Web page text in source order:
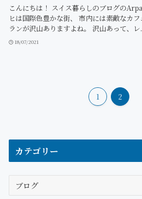
こんにちは！ スイス暮らしのブログの
ヒは国際色豊かな街、 市内には素敵なカ
ランが沢山ありますよね。 沢山あって、
18/07/2021
1 2
カテゴリー
テ